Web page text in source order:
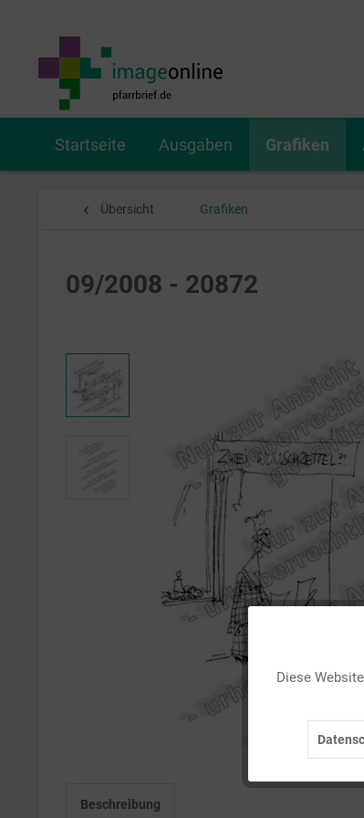
Startseite Ausgaben Grafiken
Übersicht Grafiken
09/2008 - 20872
Beschreibung
Diese